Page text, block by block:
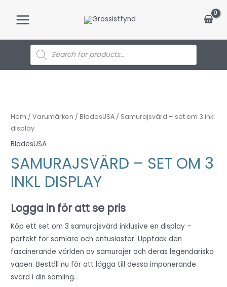
Main
MenuProducts
search
Hem /Varumärken /BladesUSA / Samurajsvärd – set om 3 inkl
display
BladesUSA
SAMURAJSVÄRD – SET OM 3
INKL DISPLAY
Logga in för att se pris
Köp ett set om 3 samurajsvärd inklusive en display –
perfekt för samlare och entusiaster. Upptäck den
fascinerande världen av samurajer och deras legendariska
vapen. Beställ nu för att lägga till dessa imponerande
svärd i din samling.